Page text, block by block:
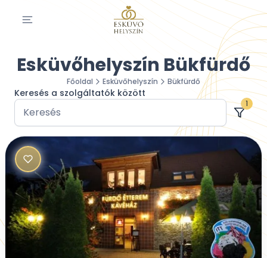
Esküvőhelyszín Bükfürdő
Főoldal Esküvőhelyszín Bükfürdő
Keresés a szolgáltatók között
1